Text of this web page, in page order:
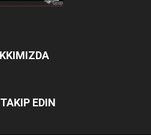
EDIN